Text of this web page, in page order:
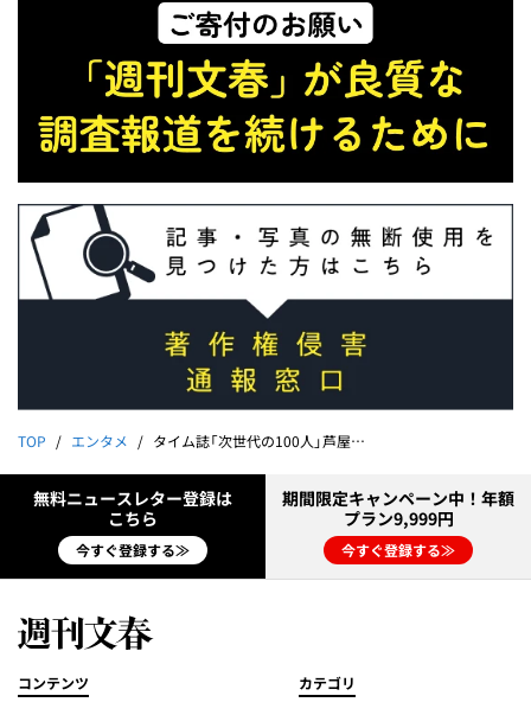
TOP エンタメ タイム誌「次世代の100人」芦屋市長・高島崚輔（28）と阪神・近本光司の奇縁
無料ニュースレター登録は
こちら
今すぐ登録する≫
期間限定キャンペーン中！年額
プラン9,999円
今すぐ登録する≫
コンテンツ カテゴリ